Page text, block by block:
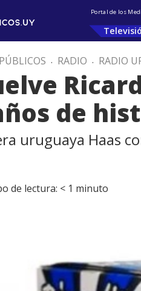
Portal de los
. RADIO . RADIO
de
uruguaya Haas
de lectura: < 1 minuto